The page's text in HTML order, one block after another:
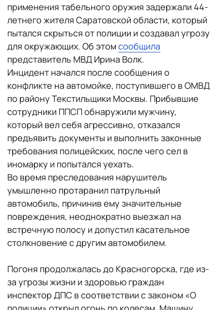
применения табельного оружия задержали 44-
летнего жителя Саратовской области, который
пытался скрыться от полиции и создавал угрозу
для окружающих. Об этомсообщила
представитель МВД Ирина Волк.
Инцидент начался после сообщения о
конфликте на автомойке, поступившего в ОМВД
по району Текстильщики Москвы. Прибывшие
сотрудники ППСП обнаружили мужчину,
который вел себя агрессивно, отказался
предъявить документы и выполнить законные
требования полицейских, после чего сел в
иномарку и попытался уехать.
Во время преследования нарушитель
умышленно протаранил патрульный
автомобиль, причинив ему значительные
повреждения, неоднократно выезжал на
встречную полосу и допустил касательное
столкновение с другим автомобилем.
Погоня продолжалась до Красногорска, где из-
за угрозы жизни и здоровью граждан
инспектор ДПС в соответствии с законом «О